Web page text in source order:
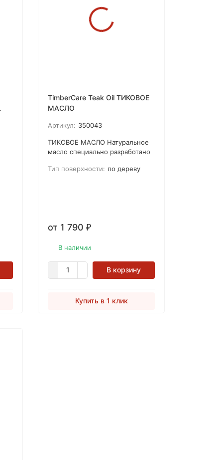
TimberCare Teak Oil ТИКОВОЕ
МАСЛО
Артикул: 350043
ТИКОВОЕ МАСЛО Натуральное
масло специально разработано
плотных пород дерева, таких
Тип поверхности: по дереву
от 1 790 ₽
В наличии
В корзину
Купить в 1 клик